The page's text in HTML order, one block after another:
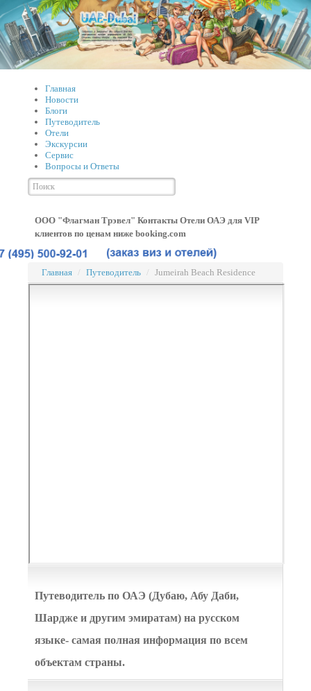
Главная
Новости
Блоги
Путеводитель
Отели
Экскурсии
Сервис
Вопросы и Ответы
ООО "Флагман Трэвел" Контакты Отели ОАЭ для VIP
клиентов по ценам ниже booking.com
Главная / Путеводитель / Jumeirah Beach Residence
Путеводитель по ОАЭ (Дубаю, Абу Даби,
Шардже и другим эмиратам) на русском
языке- самая полная информация по всем
объектам страны.